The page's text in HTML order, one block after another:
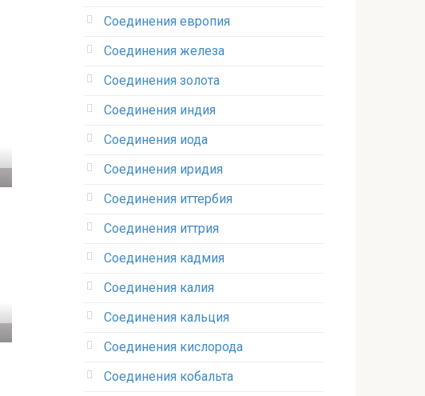
Соединения европия‎
Соединения железа‎
Соединения золота‎
Соединения индия
Соединения иода‎
Соединения иридия
Соединения иттербия‎
Соединения иттрия‎
Соединения кадмия
Соединения калия‎
Соединения кальция
Соединения кислорода‎
Соединения кобальта